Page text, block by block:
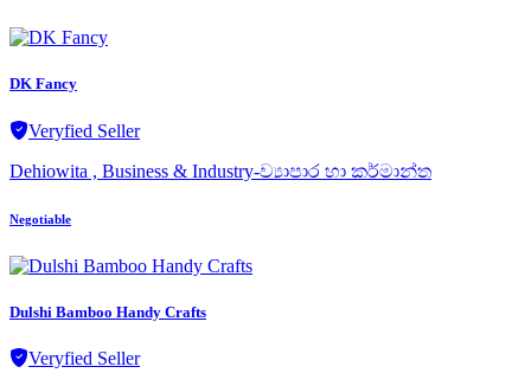
DK Fancy
Veryfied Seller
Dehiowita , Business & Industry-ව්‍යාපාර හා කර්මාන්ත
Negotiable
Dulshi Bamboo Handy Crafts
Veryfied Seller